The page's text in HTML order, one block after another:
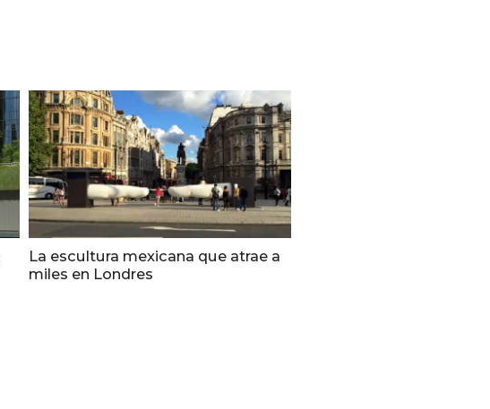
La escultura mexicana que atrae a
miles en Londres